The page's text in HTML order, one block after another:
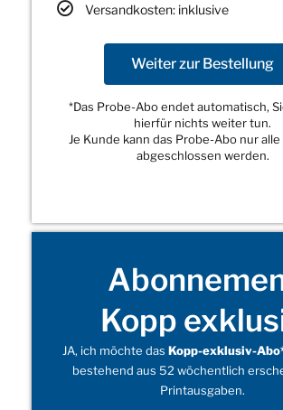
Versandkosten: inklusive
Weiter zur Bestellung
*Das Probe-Abo endet automatisch,
hierfür nichts weiter tun.
Je Kunde kann das Probe-Abo nur
abgeschlossen werden.
Kopp
JA, ich möchte das Kopp-exklusiv-
bestehend aus 52 wöchentlich
Printausgaben.